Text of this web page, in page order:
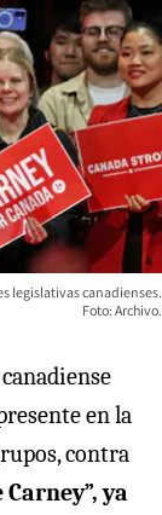
legislativas canadienses.
Foto: Archivo.
en la
contra
ya